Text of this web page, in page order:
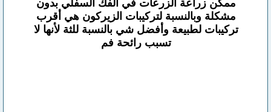
ممكن زراعة الزرعات في الفك السفلي بدون
مشكلة وبالنسبة لتركيبات الزيركون هي أقرب
تركيبات لطبيعة وأفضل شي بالنسبة للثة لأنها لا
تسبب رائحة فم